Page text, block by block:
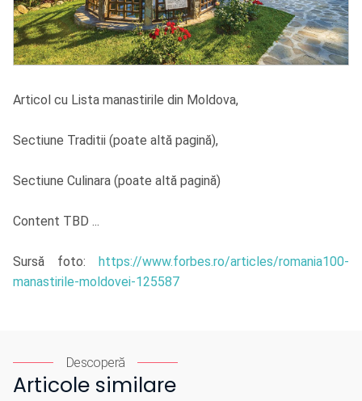
Articol cu Lista manastirile din Moldova,
Sectiune Traditii (poate altă pagină),
Sectiune Culinara (poate altă pagină)
Content TBD ...
Sursă foto:
https://www.forbes.ro/articles/romania100-
manastirile-moldovei-125587
Descoperă
Articole similare